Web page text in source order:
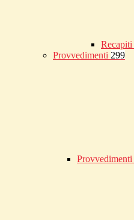
Provvedimenti 299